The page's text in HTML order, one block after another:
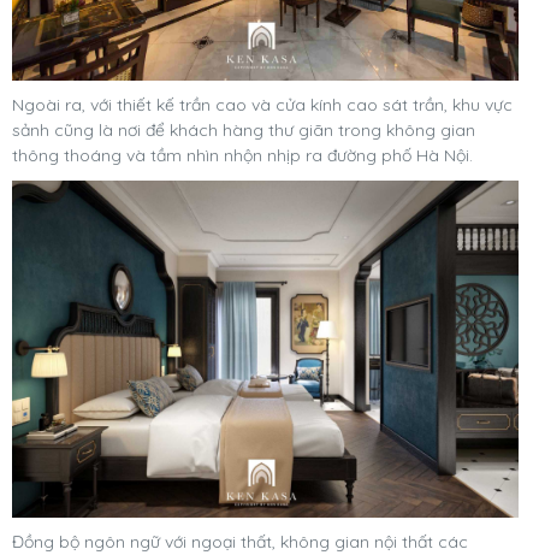
Ngoài ra, với thiết kế trần cao và cửa kính cao sát trần, khu vực
sảnh cũng là nơi để khách hàng thư giãn trong không gian
thông thoáng và tầm nhìn nhộn nhịp ra đường phố Hà Nội.
Đồng bộ ngôn ngữ với ngoại thất, không gian nội thất các